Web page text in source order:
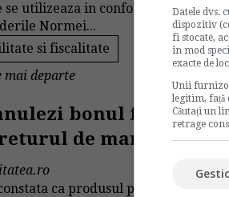
se utilizeaza in conformitate
Normei...
si fiscalitate
mai departe
bonul fiscal
de marfa
ca produsul pe care l-
Datele dvs.
dispozitiv
fi stocate,
în mod
exacte de
Unii
legitim, față
Căutați un
retrage